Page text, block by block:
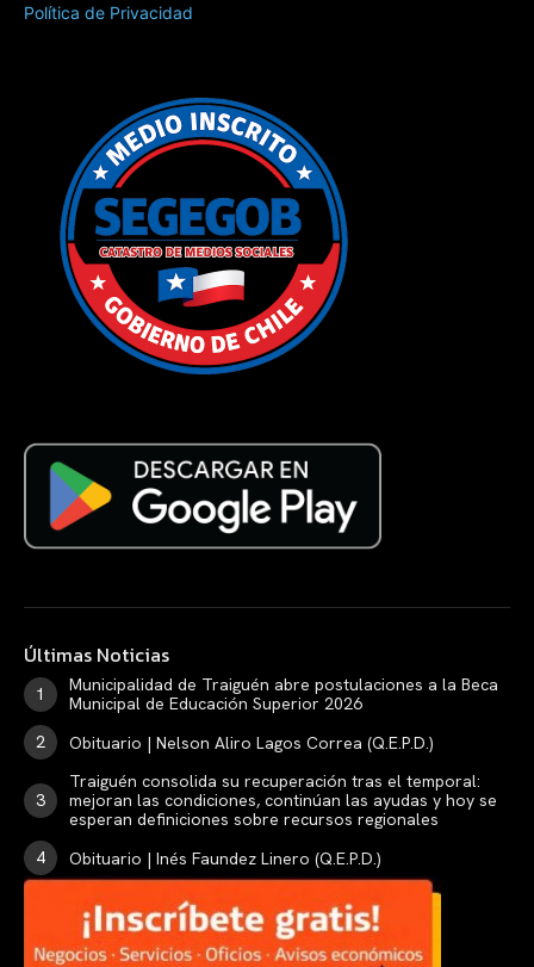
Política de Privacidad
Últimas Noticias
Municipalidad de Traiguén abre postulaciones a la Beca
Municipal de Educación Superior 2026
Obituario | Nelson Aliro Lagos Correa (Q.E.P.D.)
Traiguén consolida su recuperación tras el temporal:
mejoran las condiciones, continúan las ayudas y hoy se
esperan definiciones sobre recursos regionales
Obituario | Inés Faundez Linero (Q.E.P.D.)